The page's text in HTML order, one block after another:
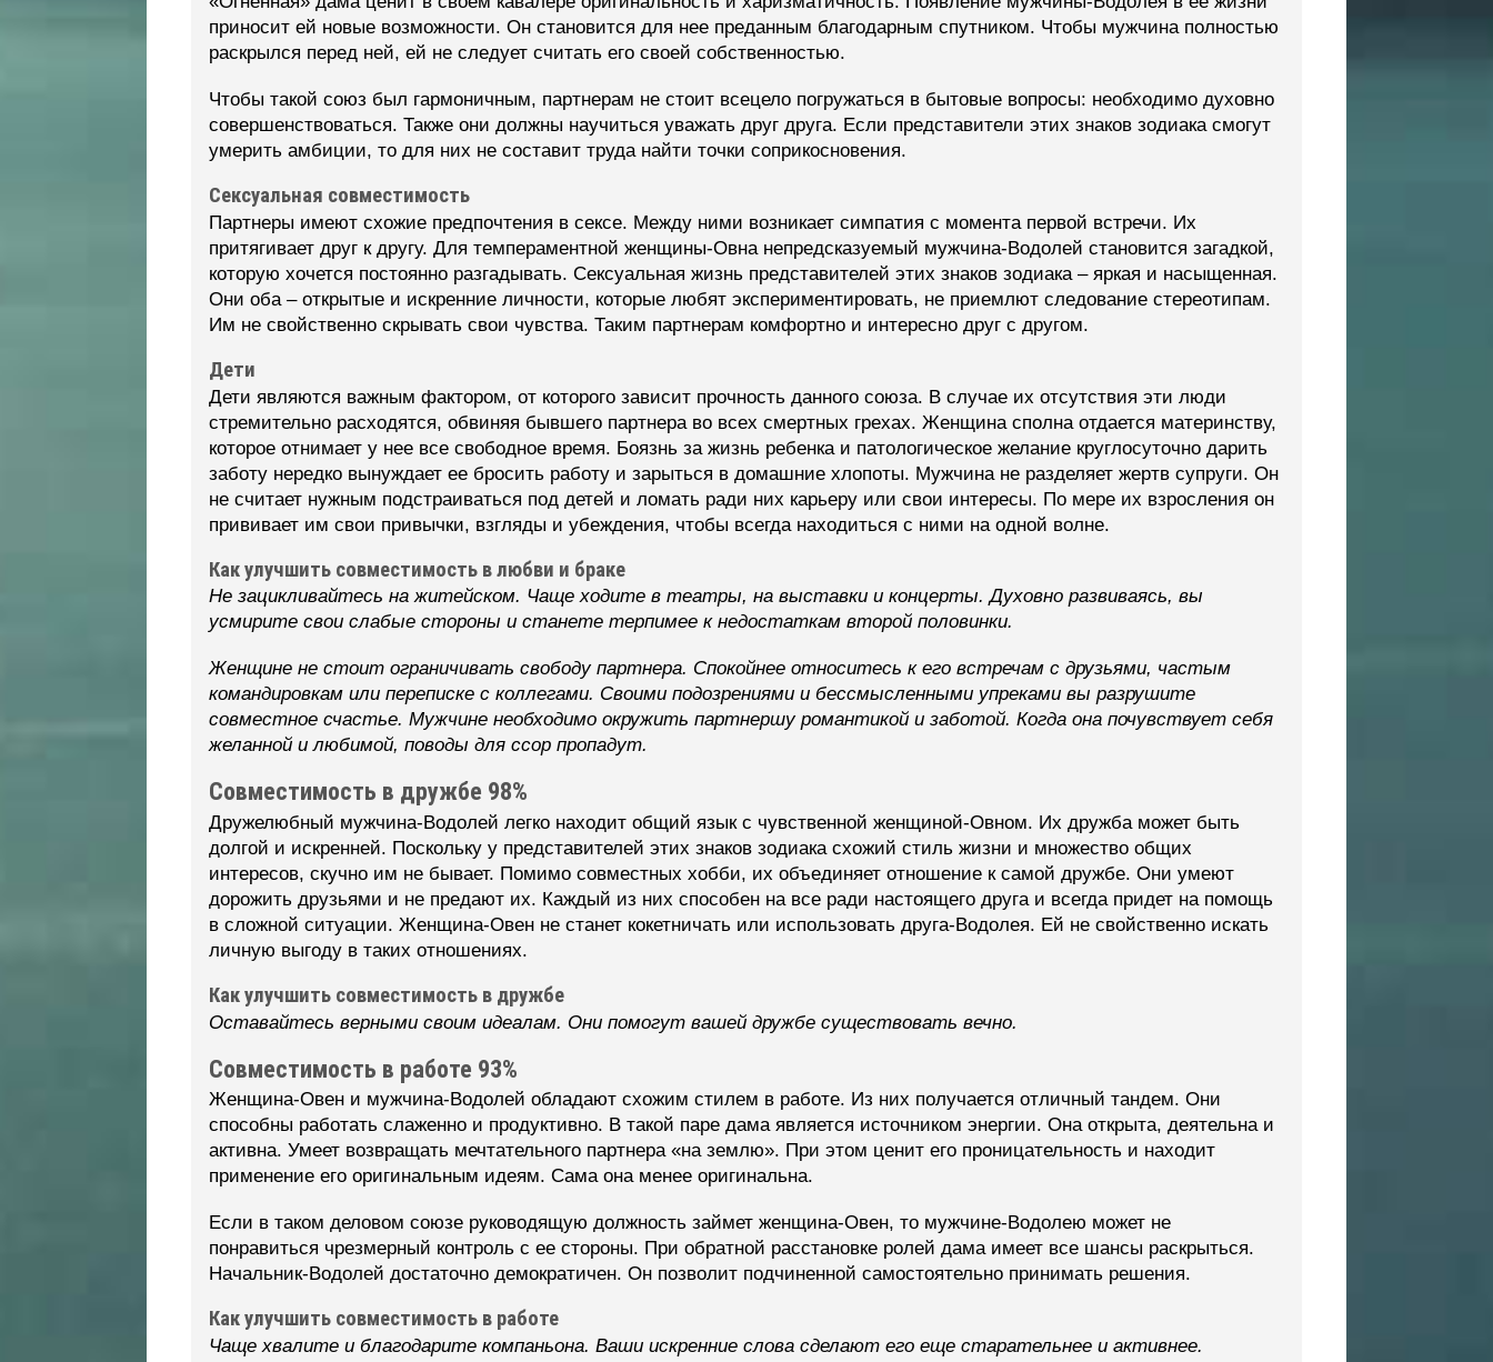
приносит ей новые возможности. Он становится для нее преданным благодарным спутником. Чтобы мужчина полностью
раскрылся перед ней, ей не следует считать его своей собственностью.
Чтобы такой союз был гармоничным, партнерам не стоит всецело погружаться в бытовые вопросы: необходимо духовно
совершенствоваться. Также они должны научиться уважать друг друга. Если представители этих знаков зодиака смогут
умерить амбиции, то для них не составит труда найти точки соприкосновения.
Сексуальная совместимость
Партнеры имеют схожие предпочтения в сексе. Между ними возникает симпатия с момента первой встречи. Их
притягивает друг к другу. Для темпераментной женщины-Овна непредсказуемый мужчина-Водолей становится загадкой,
которую хочется постоянно разгадывать. Сексуальная жизнь представителей этих знаков зодиака – яркая и насыщенная.
Они оба – открытые и искренние личности, которые любят экспериментировать, не приемлют следование стереотипам.
Им не свойственно скрывать свои чувства. Таким партнерам комфортно и интересно друг с другом.
Дети
Дети являются важным фактором, от которого зависит прочность данного союза. В случае их отсутствия эти люди
стремительно расходятся, обвиняя бывшего партнера во всех смертных грехах. Женщина сполна отдается материнству,
которое отнимает у нее все свободное время. Боязнь за жизнь ребенка и патологическое желание круглосуточно дарить
заботу нередко вынуждает ее бросить работу и зарыться в домашние хлопоты. Мужчина не разделяет жертв супруги. Он
не считает нужным подстраиваться под детей и ломать ради них карьеру или свои интересы. По мере их взросления он
прививает им свои привычки, взгляды и убеждения, чтобы всегда находиться с ними на одной волне.
Как улучшить совместимость в любви и браке
Не зацикливайтесь на житейском. Чаще ходите в театры, на выставки и концерты. Духовно развиваясь, вы
усмирите свои слабые стороны и станете терпимее к недостаткам второй половинки.
Женщине не стоит ограничивать свободу партнера. Спокойнее относитесь к его встречам с друзьями, частым
командировкам или переписке с коллегами. Своими подозрениями и бессмысленными упреками вы разрушите
совместное счастье. Мужчине необходимо окружить партнершу романтикой и заботой. Когда она почувствует себя
желанной и любимой, поводы для ссор пропадут.
Совместимость в дружбе 98%
Дружелюбный мужчина-Водолей легко находит общий язык с чувственной женщиной-Овном. Их дружба может быть
долгой и искренней. Поскольку у представителей этих знаков зодиака схожий стиль жизни и множество общих
интересов, скучно им не бывает. Помимо совместных хобби, их объединяет отношение к самой дружбе. Они умеют
дорожить друзьями и не предают их. Каждый из них способен на все ради настоящего друга и всегда придет на помощь
в сложной ситуации. Женщина-Овен не станет кокетничать или использовать друга-Водолея. Ей не свойственно искать
личную выгоду в таких отношениях.
Как улучшить совместимость в дружбе
Оставайтесь верными своим идеалам. Они помогут вашей дружбе существовать вечно.
Совместимость в работе 93%
Женщина-Овен и мужчина-Водолей обладают схожим стилем в работе. Из них получается отличный тандем. Они
способны работать слаженно и продуктивно. В такой паре дама является источником энергии. Она открыта, деятельна и
активна. Умеет возвращать мечтательного партнера «на землю». При этом ценит его проницательность и находит
применение его оригинальным идеям. Сама она менее оригинальна.
Если в таком деловом союзе руководящую должность займет женщина-Овен, то мужчине-Водолею может не
понравиться чрезмерный контроль с ее стороны. При обратной расстановке ролей дама имеет все шансы раскрыться.
Начальник-Водолей достаточно демократичен. Он позволит подчиненной самостоятельно принимать решения.
Как улучшить совместимость в работе
Чаще хвалите и благодарите компаньона. Ваши искренние слова сделают его еще старательнее и активнее.